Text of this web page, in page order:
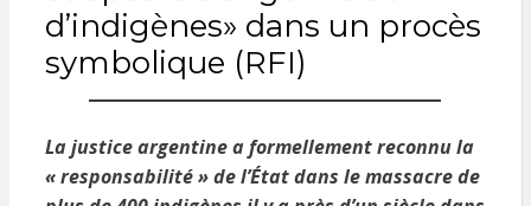
d’indigènes» dans un procès
symbolique (RFI)
La justice argentine a formellement reconnu la
« responsabilité » de l’État dans le massacre de